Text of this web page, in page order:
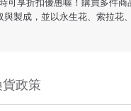
製成，並以永生花、索拉花
政策